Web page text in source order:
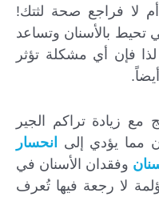
لا فراجع صحة لثتك!
تحيط بالأسنان وتساعد
فإن أي مشكلة تؤثر
مع زيادة تراكم الجير
مما يؤدي إلى
انحسار
وفقدان الأسنان في
لا رجعة فيها تُعرف